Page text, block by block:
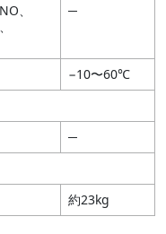
、
─
−10〜60℃
─
約23kg